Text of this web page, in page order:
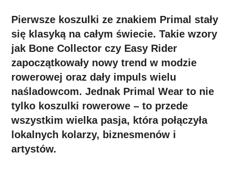
Pierwsze koszulki ze znakiem Primal stały
się klasyką na całym świecie. Takie wzory
jak Bone Collector czy Easy Rider
zapoczątkowały nowy trend w modzie
rowerowej oraz dały impuls wielu
naśladowcom. Jednak Primal Wear to nie
tylko koszulki rowerowe – to przede
wszystkim wielka pasja, która połączyła
lokalnych kolarzy, biznesmenów i
artystów.